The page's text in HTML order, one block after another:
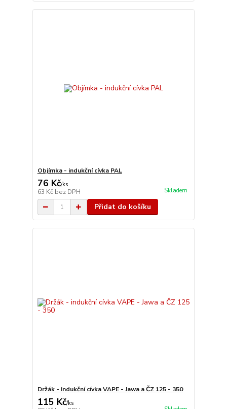
Objímka - indukční cívka PAL
76 Kč/ks
63 Kč bez DPH Skladem
Přidat do košíku
Držák - indukční cívka VAPE - Jawa a ČZ 125 - 350
115 Kč/ks